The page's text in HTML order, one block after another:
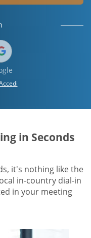
in Seconds
it's nothing like the
in-country dial-in
in your meeting